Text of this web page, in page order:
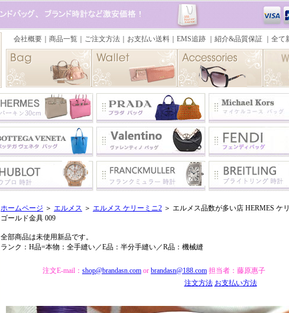
ホームページ ＞ エルメス ＞ エルメス ケリーミニ2 ＞ エルメス品数が多い店 HERMES ケ
ゴールド金具 009
全部商品は未使用新品です。
ランク：H品=本物：全手縫い／E品：半分手縫い／R品：機械縫
注文E-mail： shop@brandasn.com or brandasn@188.com 担当者：藤原惠子
注文方法 お支払い方法